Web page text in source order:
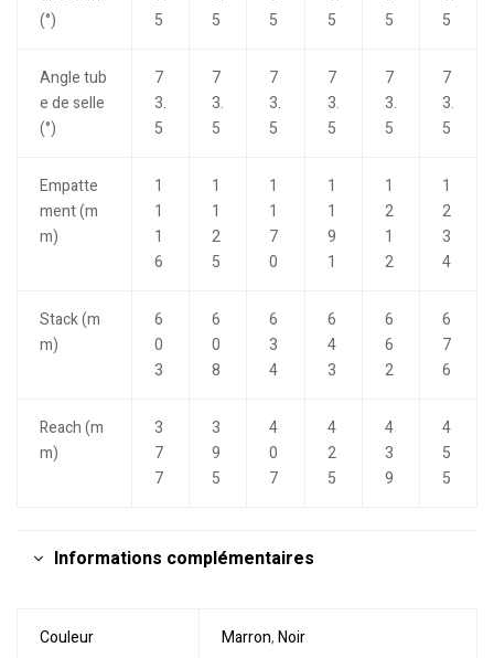
(°)
5
5
5
5
5
5
Angle tub
e de selle
(°)
7
3.
5
7
3.
5
7
3.
5
7
3.
5
7
3.
5
7
3.
5
Empatte
ment (m
m)
1
1
1
6
1
1
2
5
1
1
7
0
1
1
9
1
1
2
1
2
1
2
3
4
Stack (m
m)
6
0
3
6
0
8
6
3
4
6
4
3
6
6
2
6
7
6
Reach (m
m)
3
7
7
3
9
5
4
0
7
4
2
5
4
3
9
4
5
5
Informations complémentaires
Couleur Marron,Noir